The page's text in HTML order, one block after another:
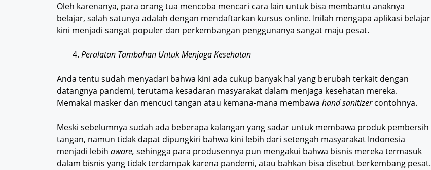
Oleh karenanya, para orang tua mencoba mencari cara lain untuk bisa membantu anaknya
belajar, salah satunya adalah dengan mendaftarkan kursus online. Inilah mengapa aplikasi belajar
kini menjadi sangat populer dan perkembangan penggunanya sangat maju pesat.
Peralatan Tambahan Untuk Menjaga Kesehatan
Anda tentu sudah menyadari bahwa kini ada cukup banyak hal yang berubah terkait dengan
datangnya pandemi, terutama kesadaran masyarakat dalam menjaga kesehatan mereka.
Memakai masker dan mencuci tangan atau kemana-mana membawa hand sanitizercontohnya.
Meski sebelumnya sudah ada beberapa kalangan yang sadar untuk membawa produk pembersih
tangan, namun tidak dapat dipungkiri bahwa kini lebih dari setengah masyarakat Indonesia
menjadi lebih aware, sehingga para produsennya pun mengakui bahwa bisnis mereka termasuk
dalam bisnis yang tidak terdampak karena pandemi, atau bahkan bisa disebut berkembang pesat.